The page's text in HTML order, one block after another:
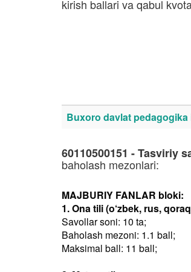
kirish ballari va qabul
Buxoro davlat
60110500151 - Tasviriy
baholash mezonlari:
MAJBURIY FANLAR bloki:
1. Ona tili (o‘zbek, rus,
Savollar soni: 10 ta;
Baholash mezoni: 1.1 ball;
Maksimal ball: 11 ball;